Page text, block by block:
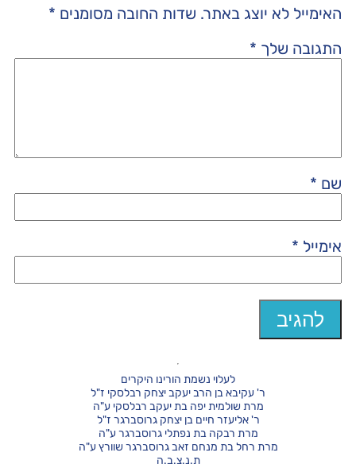
האימייל לא יוצג באתר. שדות החובה מסומנים *
התגובה שלך *
שם *
אימייל *
לעלוי נשמת הורינו היקרים
ר' עקיבא בן הרב יעקב יצחק רבלסקי ז"ל
מרת שולמית יפה בת יעקב רבלסקי ע"ה
ר' אליעזר חיים בן יצחק גרוסברגר ז"ל
מרת רבקה בת נפתלי גרוסברגר ע"ה
מרת רחל בת מנחם זאב גרוסברגר שוורץ ע"ה
ת.נ.צ.ב.ה